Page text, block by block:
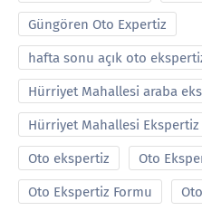
Güngören Oto Expertiz
hafta sonu açık oto
Hürriyet Mahallesi araba
Hürriyet Mahallesi Ekspertiz
Oto ekspertiz Oto
Oto Ekspertiz Formu